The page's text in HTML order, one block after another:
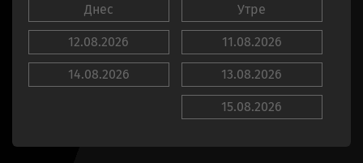
Днес Утре
11.08.2026
12.08.2026
13.08.2026
14.08.2026
15.08.2026